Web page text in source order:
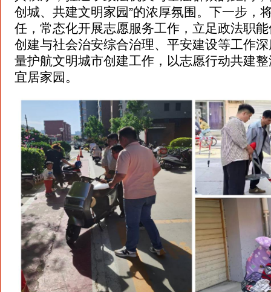
创城、共建文明家园”的浓厚氛围。下一步，
任，常态化开展志愿服务工作，立足政法职
创建与社会治安综合治理、平安建设等工作
量护航文明城市创建工作，以志愿行动共建
宜居家园。